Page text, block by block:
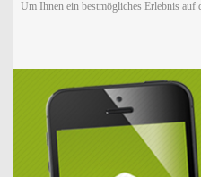
Um Ihnen ein bestmögliches Erlebnis